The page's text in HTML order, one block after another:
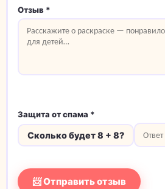
Отзыв *
Защита от спама *
Сколько будет 8 + 8?
📨 Отправить отзыв